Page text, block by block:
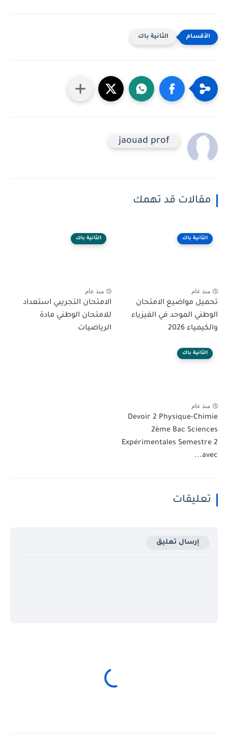
الثانية باك
jaouad prof
مقالات قد تهمك
الثانية باك
منذ عام
تحميل مواضيع الامتحان
الوطني الموحد في الفيزياء
والكيمياء 2026
الثانية باك
منذ عام
الامتحان التجريبي استعداد
للامتحان الوطني مادة
الرياضيات
الثانية باك
منذ عام
Devoir 2 Physique-Chimie
2ème Bac Sciences
Expérimentales Semestre 2
avec...
تعليقات
إرسال تعليق